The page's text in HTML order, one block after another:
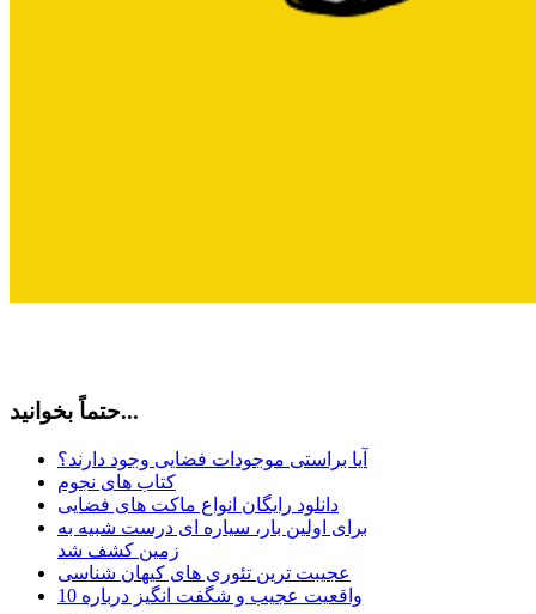
حتماً بخوانید...
آیا براستی موجودات فضایی وجود دارند؟
کتاب های نجوم
دانلود رایگان انواع ماکت های فضایی
برای اولین بار، سیاره ای درست شبیه به
زمین کشف شد
عجیبت ترین تئوری های کیهان شناسی
10 واقعیت عجیب و شگفت انگیز درباره